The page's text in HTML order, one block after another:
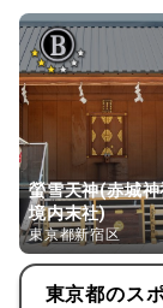
螢雪天神(赤城神
境内末社)
東京都新宿区
東京都のス